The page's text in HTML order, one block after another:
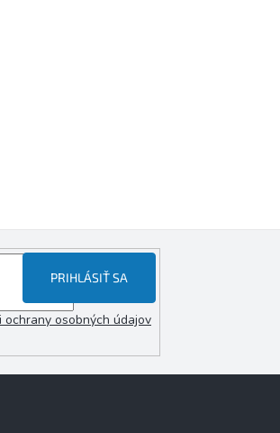
ochrany osobných údajov
PRIHLÁSIŤ SA